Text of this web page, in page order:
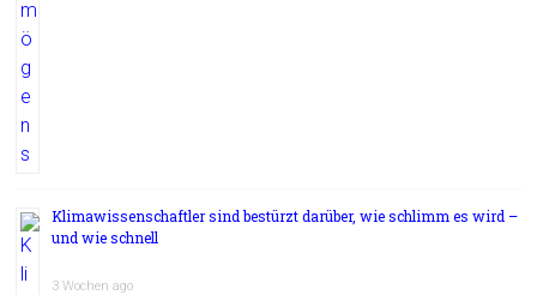
Klimawissenschaftler sind bestürzt darüber, wie schlimm es wird –
und wie schnell
3 Wochen ago